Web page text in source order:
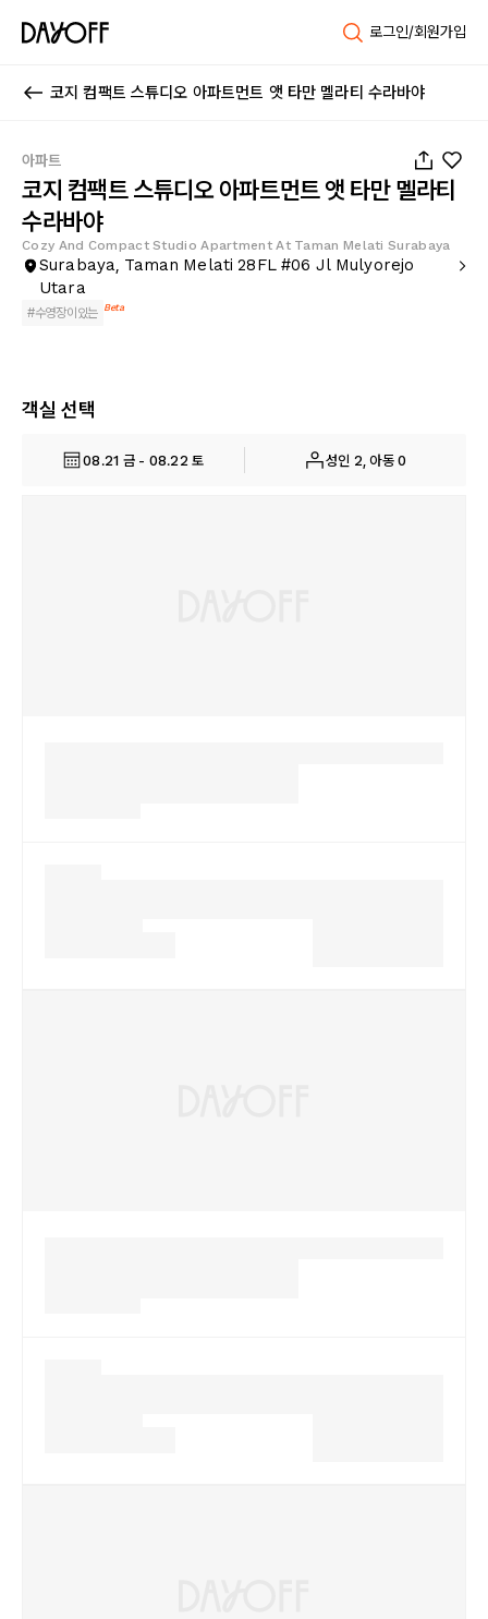
로그인/회원가입
코지 컴팩트 스튜디오 아파트먼트 앳 타만 멜라티 수라바야
아파트
코지 컴팩트 스튜디오 아파트먼트 앳 타만 멜라티
수라바야
Cozy And Compact Studio Apartment At Taman Melati Surabaya
Surabaya, Taman Melati 28FL #06 Jl Mulyorejo
Utara
#수영장이있는 Beta
객실 선택
08.21 금 - 08.22 토 성인 2, 아동 0